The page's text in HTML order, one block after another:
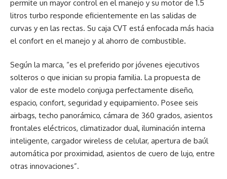
permite un mayor control en el manejo y su motor de 1.5
litros turbo responde eficientemente en las salidas de
curvas y en las rectas. Su caja CVT está enfocada más hacia
el confort en el manejo y al ahorro de combustible.
Según la marca, “es el preferido por jóvenes ejecutivos
solteros o que inician su propia familia. La propuesta de
valor de este modelo conjuga perfectamente diseño,
espacio, confort, seguridad y equipamiento. Posee seis
airbags, techo panorámico, cámara de 360 grados, asientos
frontales eléctricos, climatizador dual, iluminación interna
inteligente, cargador wireless de celular, apertura de baúl
automática por proximidad, asientos de cuero de lujo, entre
otras innovaciones”.